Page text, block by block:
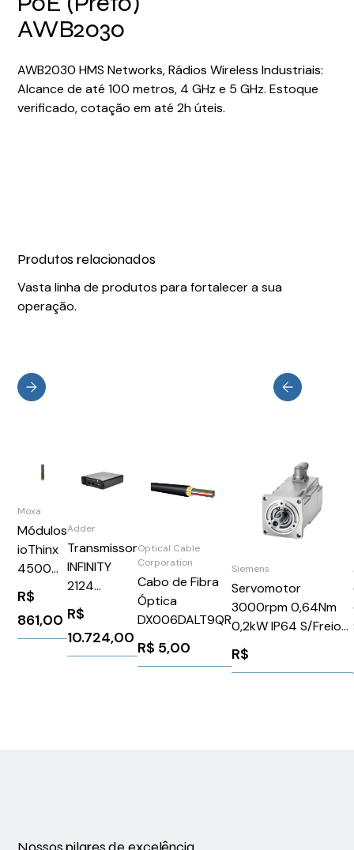
AWB2030
AWB2030 HMS Networks, Rádios Wireless Industriais:
Alcance de até 100 metros, 4 GHz e 5 GHz. Estoque
verificado, cotação em até 2h úteis.
Produtos relacionados
Vasta linha de produtos para fortalecer a sua
operação.
Moxa
Módulos
ioThinx
4500
Series
Power
R$
861,00
Adder
Transmissor
INFINITY
2124
ALIF2124T-
US
R$
10.724,00
Optical Cable
Corporation
Cabo de Fibra
Óptica
DX006DALT9QR
R$ 5,00
Siemens
Servomotor
3000rpm 0,64Nm
0,2kW IP64 S/Freio
220V 1,4A Simotics
S-1FK2 Siemens
R$